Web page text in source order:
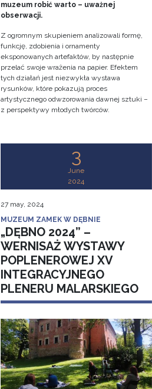
muzeum robić warto – uważnej
obserwacji.
Z ogromnym skupieniem analizowali formę,
funkcję, zdobienia i ornamenty
eksponowanych artefaktów, by następnie
przelać swoje wrażenia na papier. Efektem
tych działań jest niezwykła wystawa
rysunków, które pokazują proces
artystycznego odwzorowania dawnej sztuki –
z perspektywy młodych twórców.
3
June
2024
27 may, 2024
MUZEUM ZAMEK W DĘBNIE
„DĘBNO 2024” –
WERNISAŻ WYSTAWY
POPLENEROWEJ XV
INTEGRACYJNEGO
PLENERU MALARSKIEGO